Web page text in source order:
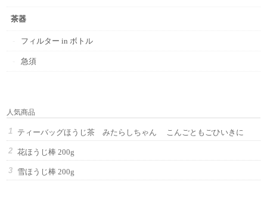
茶器
フィルター in ボトル
急須
人気商品
ティーバッグほうじ茶 みたらしちゃん こんごともごひいきに
花ほうじ棒 200g
雪ほうじ棒 200g